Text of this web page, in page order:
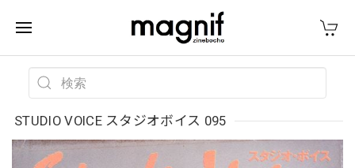
STUDIO VOICE スタジオボイス 095